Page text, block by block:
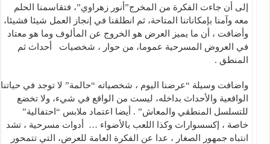
إلى أن جاءت الفكرة من المخرج”أنور زهراوي”، فتقاسمنا الحلم
معه وآمنا بإمكاناتنا المتاحة، ثم انطلقنا في إنجاز العمل شيئا فشيئا،
وأضافت ، أن ما يميز العرض هو الخروج عن المألوف وما هو معتاد
في العروض المسرحية عموما، من حوار ، شخصيات أحداث ثم
المنطق .
واضافت وسيلة “عرضنا اليوم ، شخصياته “حالمة” لا توجد في حياتنا
الواقعية والأحداث بداخله، ليست من الواقع في شيء، ولا تخضع
للتسلسل المنطقي والمعاش” . أيضا اعتماد ملابس “احتفالية”
خاصة ، إكسسوارات وكذا اللعب بالأضواء … أدوات مسرحية ، تشد
انتباه جمهور الصغار ، عدا عن الفكرة العامة للعرض، التي تتمحور